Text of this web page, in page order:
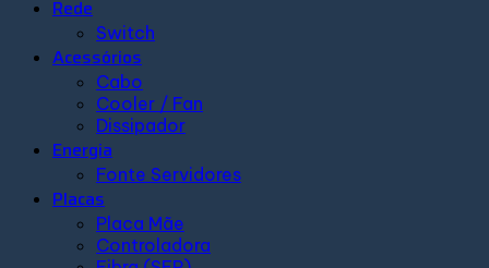
Rede
Switch
Acessórios
Cabo
Cooler / Fan
Dissipador
Energia
Fonte Servidores
Placas
Placa Mãe
Controladora